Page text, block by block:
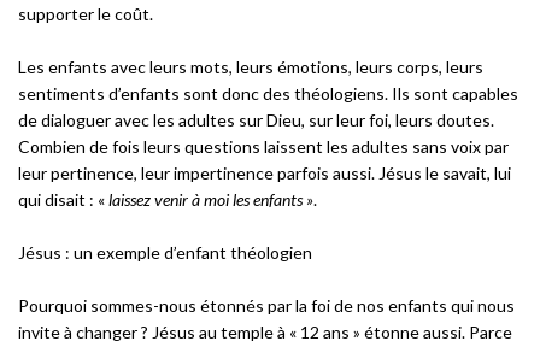
supporter le coût.
Les enfants avec leurs mots, leurs émotions, leurs corps, leurs
sentiments d’enfants sont donc des théologiens. Ils sont capables
de dialoguer avec les adultes sur Dieu, sur leur foi, leurs doutes.
Combien de fois leurs questions laissent les adultes sans voix par
leur pertinence, leur impertinence parfois aussi. Jésus le savait, lui
qui disait : «laissez venir à moi les enfants ».
Jésus : un exemple d’enfant théologien
Pourquoi sommes-nous étonnés par la foi de nos enfants qui nous
invite à changer ? Jésus au temple à « 12 ans » étonne aussi. Parce